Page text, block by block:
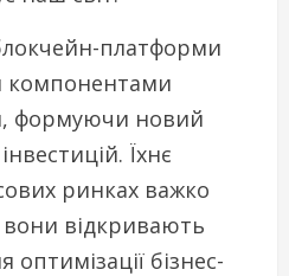
платформи
компонентами
формуючи новий
Їхнє
ринках важко
відкривають
оптимізації бізнес-